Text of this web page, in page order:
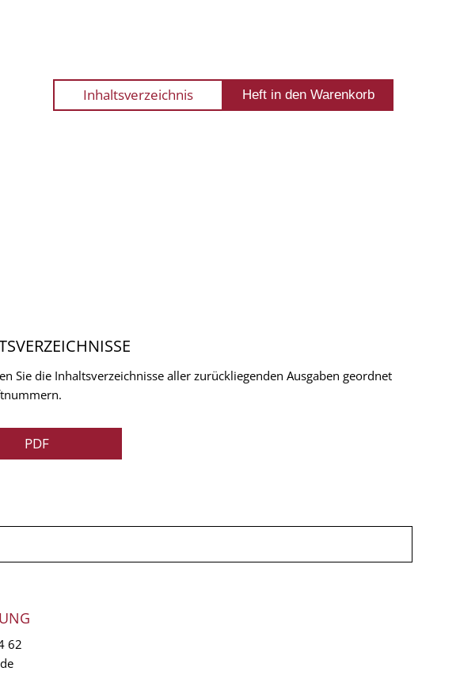
Inhaltsverzeichnis
Sie die Inhaltsverzeichnisse aller zurückliegenden Ausgaben geordnet
PDF
62